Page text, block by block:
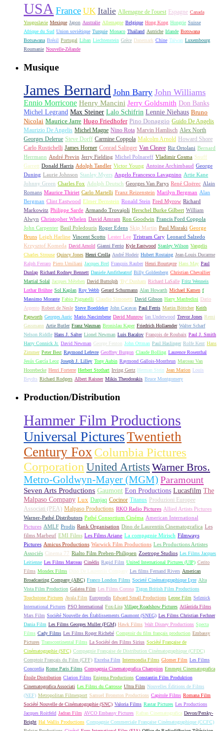
USA France UK Italie Allemagne de l'ouest Espagne Canada
Yougoslavie Mexique Japon Australie Allemagne Belgique Hong Kong Hongrie Suisse
Afrique du Sud Union soviétique Turquie Monaco Thaïland Autriche Irlande Botswana
Botsawana Brésil Portugal Liban Liechtenstein Grèce Danemark Chine Taïwan Luxembourg
Roumanie Nouvelle-Zélande
Musique
James Bernard John Barry John Williams
Ennio Morricone Henry Mancini Jerry Goldsmith Don Banks
Michel Legrand Max Steiner Lalo Schifrin Lennie Niehaus Bruno
Nicolai Maurice Jarre Hugo Friedhofer Pino Donaggio Guido De Angelis
Maurizio De Angelis Michel Magne Nino Rota Marvin Hamlisch Alex North
Georges Delerue Steve Dorff Carmine Coppola Malcolm Arnold Howard Shore
Carlo Rustichelli James Horner Conrad Salinger Van Cleave Riz Ortolani Bernard
Herrmann André Previn Jerry Fielding Michel Polnareff Vladimir Cosma Snuff
Garrett Donald Harris Adolph Tandler Victor Young Antoine Archimbaud George
Duning Laurie Johnson Stanley Myers Angelo Francesco Lavagnino Artie Kane
Johnny Green Charles Fox Adolph Deutsch Georges Van Parys René Cloërec Alain
Romans Maurice Thiriet Carlo Martelli Franz Reizenstein Marilyn Bergman Alan
Bergman Clint Eastwood Elmer Bernstein Ronald Stein Fred Myrow Richard
Markowitz Philippe Sarde Armando Trovajoli Herschel Burke Gilbert William
Alwyn Christopher Whelen David Amram Ron Goodwin Francis Ford Coppola
John Carpenter Basil Poledouris Roger Edens Skip Martin Paul Misraki George
Bruns Leigh Harline Vincent Scotto Lester Lee Tristram Cary Leonard Salzedo
Krzysztof Komeda David Arnold Gianni Ferrio Kyle Eastwood Stanley Wilson Vangelis
Charles Strouse Quincy Jones Henri Crolla André Hodeir Hubert Rostaing Jean-Louis Ducarme
Ralph Ferraro Piero Umiliani Jacques Brel François Rauber Henri Bourtayre Hans May Paul
Dunlap Richard Rodney Bennett Daniele Amfitheatrof Billy Goldenberg Christian Chevallier
Martial Solal Jacques Métehen David Buttolph 'By' Dunham Richard LaSalle Fritz Wenneis
Lothar Brühne Sol Kaplan Roy Webb Gerard Schurmann Alan Howarth Michael Kamen f
Massimo Morante Fabio Pignatelli Claudio Simonetti David Gibson Harry Manfredini Dario
Argento Robert de Nesle Steve Boeddeker John Cacavas Paul Ferris Martin Böttcher Keith
Papworth Georges Auric Mario Nascimbene David Munrow Ian Underwood Trevor Jones Remi
Gassmann Artie Butler Franz Waxman Bronislau Kaper Friedrich Hollaender Walter Scharf
Nelson Riddle Hans J. Salter Lionel Newman Luis Bacalov François de Roubaix Paul J. Smith
Harry Connick Jr. David Newman George Fenton John Ottman Paul Haslinger Rolfe Kent Hans
Zimmer Peter Best Raymond Lefevre Geoffrey Burgon Claude Bolling Laurence Rosenthal
Jesús García Leoz Joseph J. Lilley Tony Aubin Raymond Gallois-Montbrun Marceau Van
Hoorebecke Henri Forterre Herbert Stothart Irving Gertz Herman Stein Jean Marion Louis
Beydts Richard Rodgers Albert Raisner Mikis Theodorakis Bruce Montgomery
Production/Distribution
Hammer Film Productions
Universal PicturesTwentieth
Century Fox Columbia Pictures
Corporation United Artists Warner Bros.
Metro-Goldwyn-Mayer (MGM) Paramount
Seven Arts Productions Gaumont Eon Productions Lucasfilm The
Malpaso Company Lux Danjaq Cocinor Titanus Produzioni Europee
Associati (PEA) Malpaso Productions RKO Radio Pictures Allied Artists Pictures
Warner-Pathé Distributors Pathé Consortium Cinéma American International
Pictures AMLF Prodis Rank Organisation Dino de Laurentiis Cinematografica Les
films Marbeuf EMI Films Les Films Ariane La compagnie Mirisch Filmways
Pictures Amicus Productions Warwick Film Productions Les Productions Artistes
Associés Cinema 77 Rialto Film Preben-Philipsen Zoetrope Studios Les Films Jacques
Leitienne Les Films Marceau Cinédis Rapid Film United International Pictures (UIP) Cerito
Films Mondex Films Dino De Laurentiis Company Les films Fernand Rivers American
Broadcasting Company (ABC) Franco London Films Societé Cinématographique Lyre Alta
Vista Film Production Galatea Film Les Films Corona Tigon British Film Productions
Touchstone Pictures Avala Film Europrodis Edward Small Productions Leone Film Selznick
International Pictures PSO International Fox-Lira Village Roadshow Pictures Atlántida Films
Mars Film Société Nouvelle des Établissements Gaumont (SNEG) Les Films Christian Fechner
Dania Film Les Films Georges Muller (FGM) Hawk Films Walt Disney Productions Specta
Films Cady Films Les Films Roger Richebé Comptoir du film français production Embassy
Pictures Transcontinental Films La Société des Films Sirius Société Française de
Cinématographie (SFC) Compagnie Française de Distribution Cinématographique (CFDC)
Comptoir Français du Film (CFF) Excelsa Film Intermondia Films Glomer Film Les Films
Concordia Rome Paris Films Compagnia Cinematografica Champion Emmepi Cinematografica
Étoile Distribution Clarion Films Enigma Productions Constantin Film Produktion
Cinematografica Associati Les Films du Carrosse Ultra Film Nouvelles Éditions de Films
(NEF) Metropolitan Filmexport Samuel Bronston Productions Capitole Films Romana Film
Société Nouvelle de Cinématographie (SNC) Valoria Films Rastar Pictures Les Productions
Jacques Roitfeld Jadran Film AVCO Embassy Pictures Rafran Cinematografica Devon/Persky-
Bright Hal Wallis Productions Compagnie Commerciale Française Cinématographique (CCFC)